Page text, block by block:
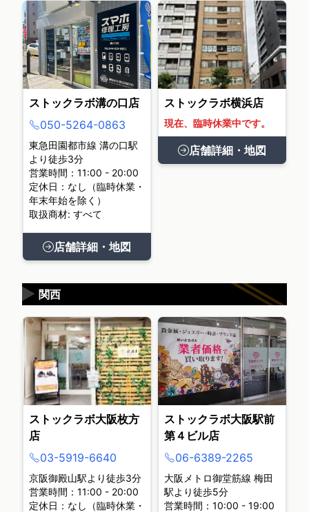
ストックラボ溝の口店
050-5264-0863
東急田園都市線 溝の口駅
より徒歩3分
営業時間：11:00 - 20:00
定休日：なし（臨時休業・
年末年始を除く）
取扱商材: すべて
店舗詳細・地図
ストックラボ横浜店
現在、臨時休業中です。
店舗詳細・地図
関西
▶
ストックラボ大阪枚方
店
03-5919-6640
京阪御殿山駅より徒歩3分
営業時間：11:00 - 20:00
定休日：なし（臨時休業・
ストックラボ大阪駅前
第４ビル店
06-6389-2265
大阪メトロ御堂筋線 梅田
駅より徒歩5分
営業時間：10:00 - 19:00